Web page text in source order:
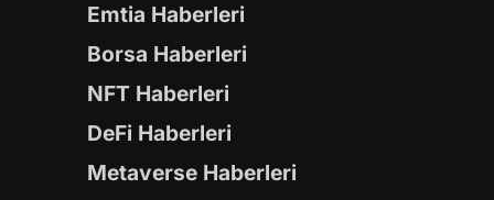
Emtia Haberleri
Borsa Haberleri
NFT Haberleri
DeFi Haberleri
Metaverse Haberleri